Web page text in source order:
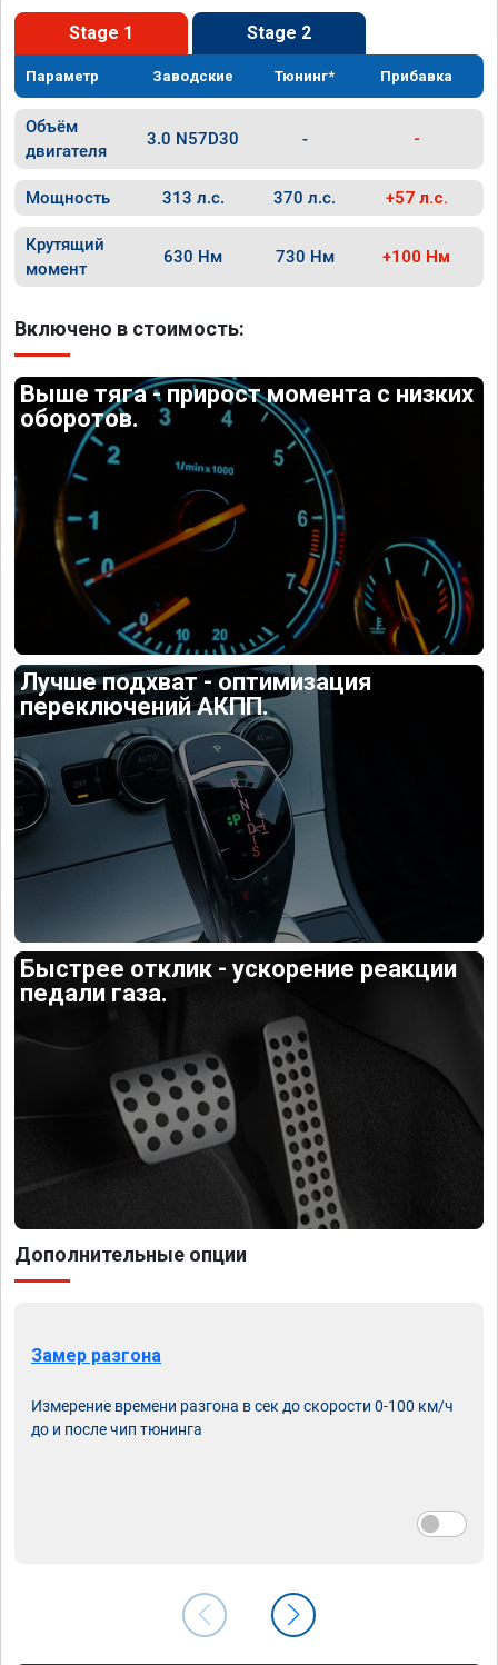
Stage 1 Stage 2
Параметр Заводские Тюнинг* Прибавка
Объём
двигателя
3.0 N57D30 - -
Мощность 313 л.с. 370 л.с. +57 л.с.
Крутящий
момент
630 Нм 730 Нм +100 Нм
Включено в стоимость:
Выше тяга - прирост момента с низких
оборотов.
Лучше подхват - оптимизация
переключений АКПП.
Быстрее отклик - ускорение реакции
педали газа.
Дополнительные опции
Замер разгона
Измерение времени разгона в сек до скорости 0-100 км/ч
до и после чип тюнинга